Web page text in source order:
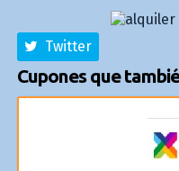
Twitter
Cupones que